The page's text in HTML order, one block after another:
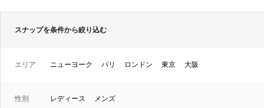
スナップを条件から絞り込む
エリア ニューヨーク パリ ロンドン 東京 大阪
性別 レディース メンズ